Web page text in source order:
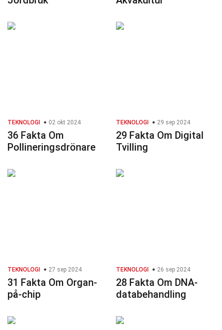
TEKNOLOGI 02 okt 2024
36 Fakta Om
Pollineringsdrönare
TEKNOLOGI 29 sep 2024
29 Fakta Om Digital
Tvilling
TEKNOLOGI 27 sep 2024
31 Fakta Om Organ-
på-chip
TEKNOLOGI 26 sep 2024
28 Fakta Om DNA-
databehandling